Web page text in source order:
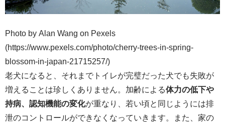
Photo by Alan Wang on Pexels
(https://www.pexels.com/photo/cherry-trees-in-spring-
blossom-in-japan-21715257/)
老犬になると、それまでトイレが完璧だった犬でも失敗が
増えることは珍しくありません。加齢による体力の低下や
持病、認知機能の変化が重なり、若い頃と同じようには排
泄のコントロールができなくなっていきます。また、家の